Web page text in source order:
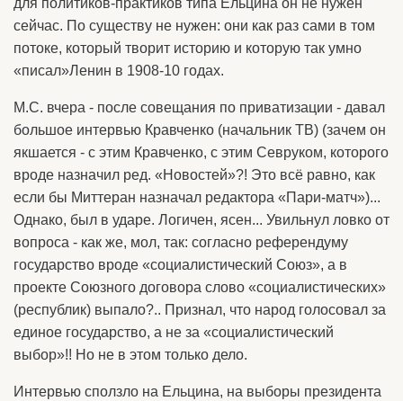
для политиков-практиков типа Ельцина он не нужен
сейчас. По существу не нужен: они как раз сами в том
потоке, который творит историю и которую так умно
«писал»Ленин в 1908-10 годах.
М.С. вчера - после совещания по приватизации - давал
большое интервью Кравченко (начальник ТВ) (зачем он
якшается - с этим Кравченко, с этим Севруком, которого
вроде назначил ред. «Новостей»?! Это всё равно, как
если бы Миттеран назначал редактора «Пари-матч»)...
Однако, был в ударе. Логичен, ясен... Увильнул ловко от
вопроса - как же, мол, так: согласно референдуму
государство вроде «социалистический Союз», а в
проекте Союзного договора слово «социалистических»
(республик) выпало?.. Признал, что народ голосовал за
единое государство, а не за «социалистический
выбор»!! Но не в этом только дело.
Интервью сползло на Ельцина, на выборы президента